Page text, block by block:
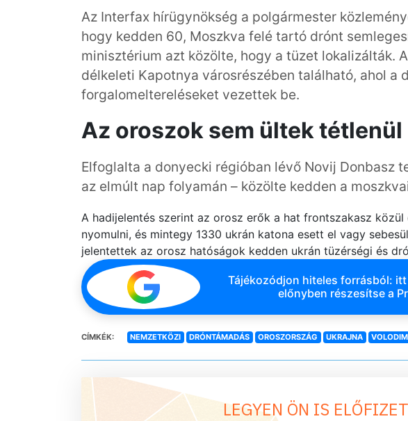
Az Interfax hírügynökség a polgármester
hogy kedden 60, Moszkva felé tartó drónt
minisztérium azt közölte, hogy a tüzet lokalizálták.
délkeleti Kapotnya városrészében található, ahol a
forgalomeltereléseket vezettek be.
Az oroszok sem ültek tétlenül
Elfoglalta a donyecki régióban lévő Novij Donbasz
az elmúlt nap folyamán – közölte kedden a
A hadijelentés szerint az orosz erők a hat frontszakasz
nyomulni, és mintegy 1330 ukrán katona esett el vagy
jelentettek az orosz hatóságok kedden ukrán tüzérségi és
Tájékozódjon hiteles forrásból:
előnyben részesítse a
CÍMKÉK: NEMZETKÖZI DRÓNTÁMADÁS OROSZORSZÁG UKRAJNA
LEGYEN ÖN IS